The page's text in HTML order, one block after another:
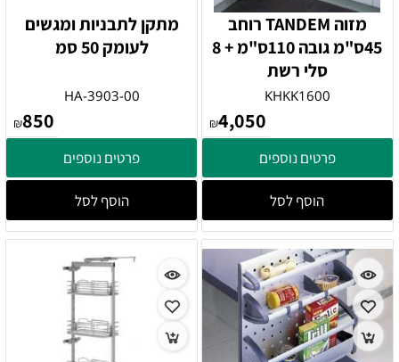
מזוה TANDEM רוחב
45ס"מ גובה 110ס"מ + 8
סלי רשת
KHKK1600
₪4,050
פרטים נוספים
הוסף לסל
מתקן לתבניות ומגשים
לעומק 50 סמ
HA-3903-00
₪850
פרטים נוספים
הוסף לסל